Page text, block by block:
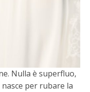
Nulla è superfluo,
per rubare la